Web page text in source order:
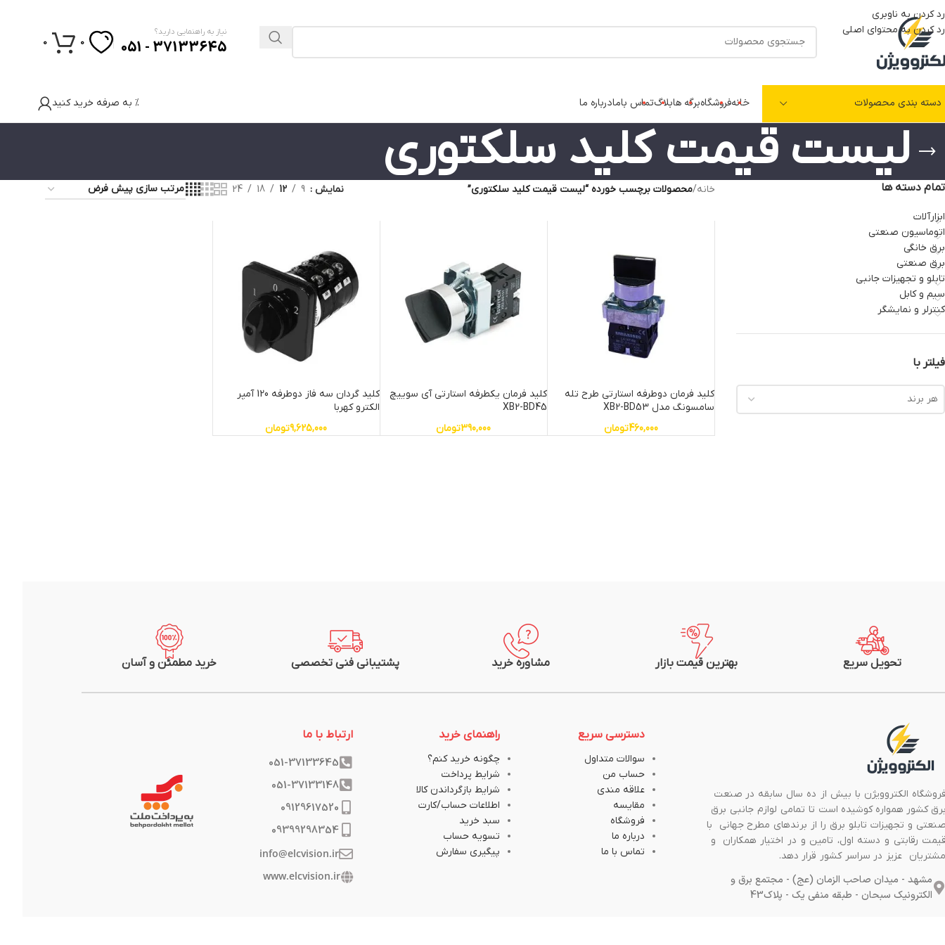
رد کردن به ناوبری
رد کردن به محتوای اصلی
نیاز به راهنمایی دارید؟
37133645 - 051
0
0
دسته بندی محصولات خانهفروشگاهبرگه هابلاگتماس بامادرباره ما % به صرفه خرید کنید
لیست قیمت کلید سلکتوری
تمام دسته ها
ابزارآلات
اتوماسیون صنعتی
برق خانگی
برق صنعتی
تابلو و تجهیزات جانبی
سیم و کابل
کنترلر و نمایشگر
فیلتر با
هر برند
خانه/محصولات برچسب خورده “لیست قیمت کلید سلکتوری” نمایش 9
12
18
24
کلید فرمان دوطرفه استارتی طرح تله
سامسونگ مدل XB2-BD53
460,000تومان
کلید فرمان یکطرفه استارتی آی سوییچ
XB2-BD45
390,000تومان
کلید گردان سه فاز دوطرفه 120 آمپر
الکترو کهربا
9,625,000تومان
تحویل سریع بهترین قیمت بازار مشاوره خرید پشتیبانی فنی تخصصی خرید مطمئن و آسان
الکتروویژن با بیش از ده سال سابقه در صنعت
کشور همواره کوشیده است تا تمامی لوازم جانبی برق
و تجهیزات تابلو برق را از برندهای مطرح جهانی با
رقابتی و دسته اول، تامین و در اختیار همکاران و
عزیز در سراسر کشور قرار دهد.
مشهد - میدان صاحب الزمان (عج) - مجتمع برق و
الکترونیک سبحان - طبقه منفی یک - پلاک43
دسترسی سریع
سوالات متداول
حساب من
علاقه مندی
مقایسه
فروشگاه
درباره ما
تماس با ما
راهنمای خرید
چگونه خرید کنم؟
شرایط پرداخت
شرایط بازگرداندن کالا
اطلاعات حساب/کارت
سبد خرید
تسویه حساب
پیگیری سفارش
ارتباط با ما
051-37133645
051-37133148
09129617520
09399298354
info@elcvision.ir
www.elcvision.ir